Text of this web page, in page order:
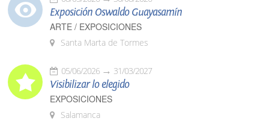
Exposición Oswaldo Guayasamín
ARTE / EXPOSICIONES
Santa Marta de Tormes
05/06/2026 31/03/2027
Visibilizar lo elegido
EXPOSICIONES
Salamanca